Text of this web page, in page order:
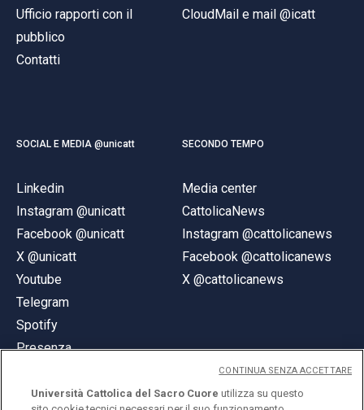
Ufficio rapporti con il
pubblico
Contatti
CloudMail e mail @icatt
SOCIAL E MEDIA @unicatt
Linkedin
Instagram @unicatt
Facebook @unicatt
X @unicatt
Youtube
Telegram
Spotify
Presenza
SECONDO TEMPO
Media center
CattolicaNews
Instagram @cattolicanews
Facebook @cattolicanews
X @cattolicanews
Università Cattolica del Sacro Cuore utilizza su questo
CONTINUA SENZA ACCETTARE